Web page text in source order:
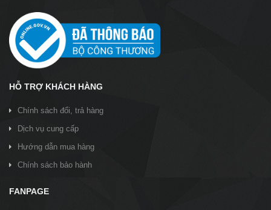
HỖ TRỢ KHÁCH HÀNG
Chính sách đổi, trả hàng
Dịch vụ cung cấp
Hướng dẫn mua hàng
Chính sách bảo hành
FANPAGE